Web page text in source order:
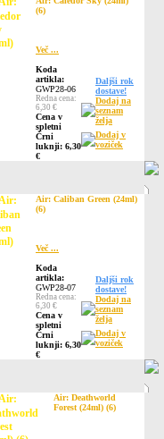
(6)
Več ...
Koda
artikla:
GWP28-06
Redna cena:
6,30 €
Cena v
spletni
Črni
luknji: 6,30
€
Daljši rok
dostave!
Dodaj na
seznam
želja
Dodaj v
voziček
Air: Caliban Green (24ml)
(6)
Več ...
Koda
artikla:
GWP28-07
Redna cena:
6,30 €
Cena v
spletni
Črni
luknji: 6,30
€
Daljši rok
dostave!
Dodaj na
seznam
želja
Dodaj v
voziček
Air: Deathworld
Forest (24ml) (6)